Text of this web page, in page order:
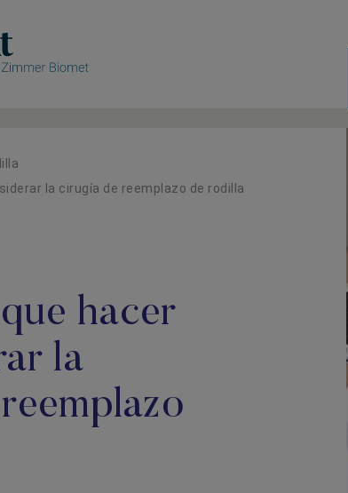
la cirugía de reemplazo de rodilla
hacer
la